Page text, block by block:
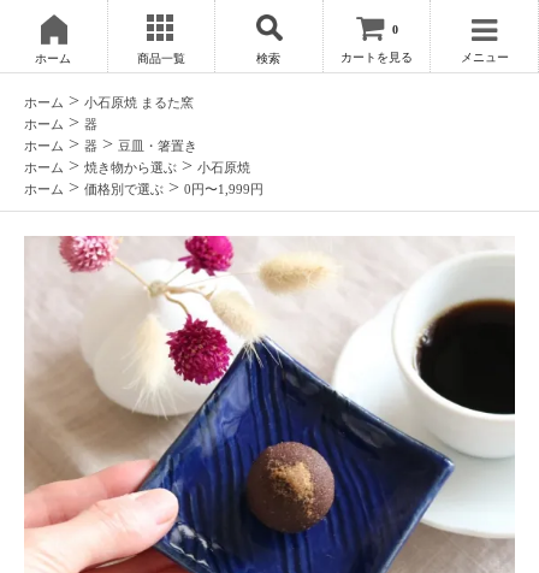
ホーム 商品一覧 検索
0
カートを見る メニュー
ホーム > 小石原焼 まるた窯
ホーム > 器
ホーム > 器 > 豆皿・箸置き
ホーム > 焼き物から選ぶ > 小石原焼
ホーム > 価格別で選ぶ > 0円〜1,999円